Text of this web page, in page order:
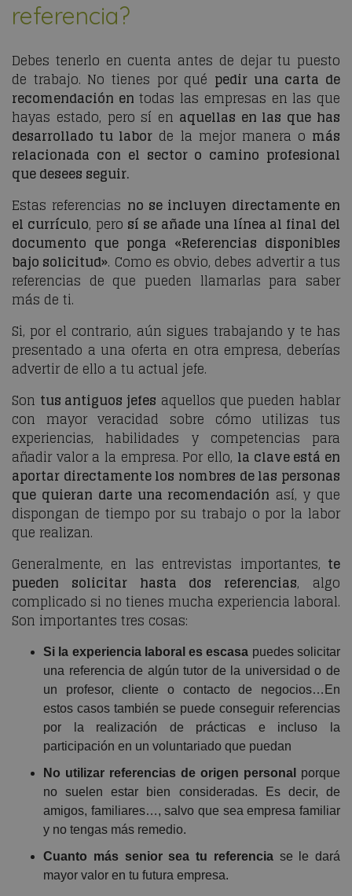
referencia?
Debes tenerlo en cuenta antes de dejar tu puesto
de trabajo. No tienes por qué pedir una carta de
recomendación en todas las empresas en las que
hayas estado, pero sí en aquellas en las que has
desarrollado tu labor de la mejor manera o más
relacionada con el sector o camino profesional
que desees seguir.
Estas referencias no se incluyen directamente en
el currículo, pero sí se añade una línea al final del
documento que ponga «Referencias disponibles
bajo solicitud». Como es obvio, debes advertir a tus
referencias de que pueden llamarlas para saber
más de ti.
Si, por el contrario, aún sigues trabajando y te has
presentado a una oferta en otra empresa, deberías
advertir de ello a tu actual jefe.
Son tus antiguos jefes aquellos que pueden hablar
con mayor veracidad sobre cómo utilizas tus
experiencias, habilidades y competencias para
añadir valor a la empresa. Por ello, la clave está en
aportar directamente los nombres de las personas
que quieran darte una recomendación así, y que
dispongan de tiempo por su trabajo o por la labor
que realizan.
Generalmente, en las entrevistas importantes, te
pueden solicitar hasta dos referencias, algo
complicado si no tienes mucha experiencia laboral.
Son importantes tres cosas:
Si la experiencia laboral es escasa puedes solicitar
una referencia de algún tutor de la universidad o de
un profesor, cliente o contacto de negocios…En
estos casos también se puede conseguir referencias
por la realización de prácticas e incluso la
participación en un voluntariado que puedan
No utilizar referencias de origen personal
porque
no suelen estar bien consideradas. Es decir, de
amigos, familiares…, salvo que sea empresa familiar
y no tengas más remedio.
Cuanto más senior sea tu referenciase le dará
mayor valor en tu futura empresa.